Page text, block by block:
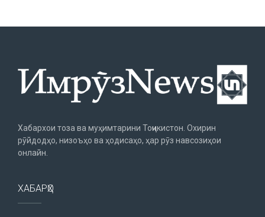
Хабархои тоза ва муҳимтарини Тоҷикистон. Охирин
рӯйдодҳо, низоъҳо ва ҳодисаҳо, ҳар рӯз навсозиҳои
онлайн.
ХАБАРҲО